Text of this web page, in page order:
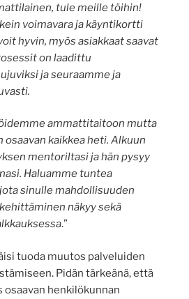
tule meille töihin!
voimavara ja käyntikortti
hyvin, myös asiakkaat saavat
on laadittu
ja seuraamme ja
ammattitaitoon mutta
osaavan kaikkea heti. Alkuun
mentoriltasi ja hän pysyy
Haluamme tuntea
sinulle mahdollisuuden
näkyy sekä
.”
tuoda muutos palveluiden
Pidän tärkeänä, että
henkilökunnan